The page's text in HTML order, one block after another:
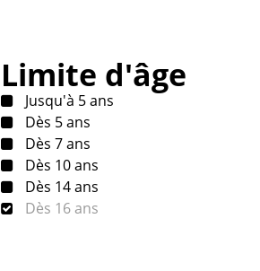
Limite d'âge
Jusqu'à 5 ans
Dès 5 ans
Dès 7 ans
Dès 10 ans
Dès 14 ans
Dès 16 ans